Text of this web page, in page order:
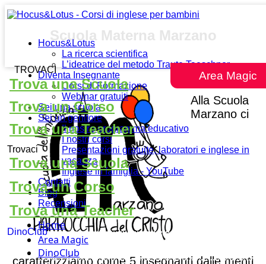
Hocus&Lotus
La ricerca scientifica
L’ideatrice del metodo Traute Taeschner
Diventa Insegnante
Corsi di Formazione
Webinar gratuiti
Sei una scuola
Sei un genitore
Il nostro programma educativo
I nostri corsi
Presentazioni gratuite, laboratori e inglese in
vacanza
Inglese in famiglia - YouTube
Contatti
Blog
Recensioni
Home
Area Magic
DinoClub
Area Magic
TROVACI
Trova una Scuola
Trova un Corso
Trova una Teacher
Trovaci
Trova una Scuola
Trova un Corso
Trova una Teacher
DinoClub
Scuola Materna Marzano
Alla Scuola
Marzano ci
caratterizziamo come 5 insegnanti dalle menti